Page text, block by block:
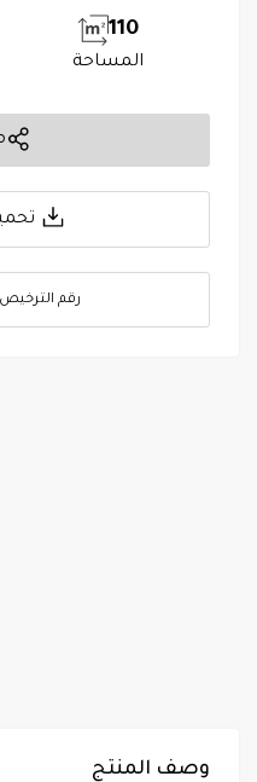
110
المساحة
رقم
وصف المنتج